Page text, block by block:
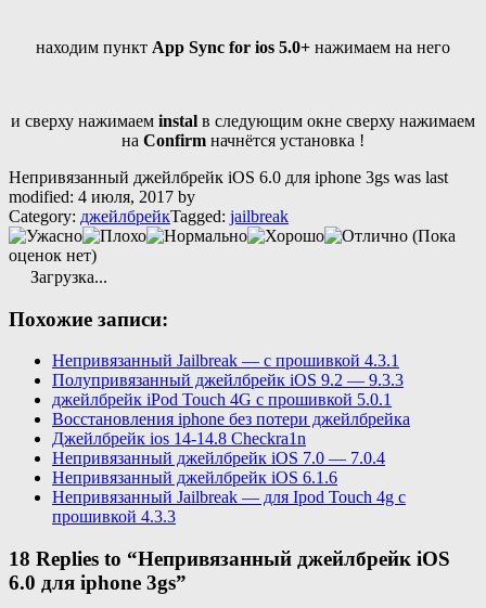
находим пункт App Sync for ios 5.0+ нажимаем на него
и сверху нажимаем instal в следующим окне сверху нажимаем
на Confirm начнётся установка !
Непривязанный джейлбрейк iOS 6.0 для iphone 3gs was last
modified: 4 июля, 2017 by
Category: джейлбрейкTagged: jailbreak
(Пока
оценок нет)
Загрузка...
Похожие записи:
Непривязанный Jailbreak — c прошивкой 4.3.1
Полупривязанный джейлбрейк iOS 9.2 — 9.3.3
джейлбрейк iPod Touch 4G с прошивкой 5.0.1
Восстановления iphone без потери джейлбрейка
Джейлбрейк ios 14-14.8 Checkra1n
Непривязанный джейлбрейк iOS 7.0 — 7.0.4
Непривязанный джейлбрейк iOS 6.1.6
Непривязанный Jailbreak — для Ipod Touch 4g c
прошивкой 4.3.3
18 Replies to “Непривязанный джейлбрейк iOS
6.0 для iphone 3gs”